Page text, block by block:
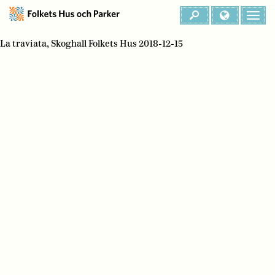
La traviata, Skoghall Folkets Hus 2018-12-15